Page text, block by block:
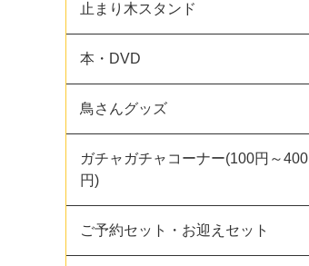
止まり木スタンド
本・DVD
鳥さんグッズ
ガチャガチャコーナー(100円～400
円)
ご予約セット・お迎えセット